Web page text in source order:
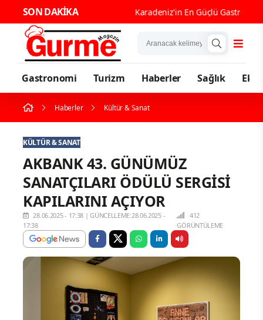
SON DAKİKA Karadeniz'in En Güçlü Gastronomi
Gastronomi Turizm Haberler Sağlık
Haberler Kültür & Sanat
KÜLTÜR & SANAT
AKBANK 43. GÜNÜMÜZ
SANATÇILARI ÖDÜLÜ SERGİSİ
KAPILARINI AÇIYOR
28.06.2025 - 17:38 |GÜNCELLEME:28.06.2025 -
17:38
412
GÖRÜNTÜLEME